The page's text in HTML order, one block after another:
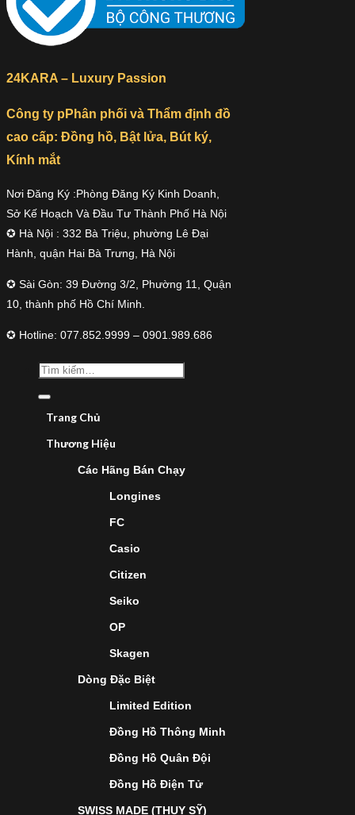
24KARA – Luxury Passion
Công ty pPhân phối và Thẩm định đồ
cao cấp: Đồng hồ, Bật lửa, Bút ký,
Kính mắt
Nơi Đăng Ký :Phòng Đăng Ký Kinh Doanh,
Sở Kế Hoạch Và Đầu Tư Thành Phố Hà Nội
✪ Hà Nội : 332 Bà Triệu, phường Lê Đại
Hành, quận Hai Bà Trưng, Hà Nội
✪ Sài Gòn: 39 Đường 3/2, Phường 11, Quận
10, thành phố Hồ Chí Minh.
✪ Hotline: 077.852.9999 – 0901.989.686
Trang Chủ
Thương Hiệu
Các Hãng Bán Chạy
Longines
FC
Casio
Citizen
Seiko
OP
Skagen
Dòng Đặc Biệt
Limited Edition
Đồng Hồ Thông Minh
Đồng Hồ Quân Đội
Đồng Hồ Điện Tử
SWISS MADE (THỤY SỸ)